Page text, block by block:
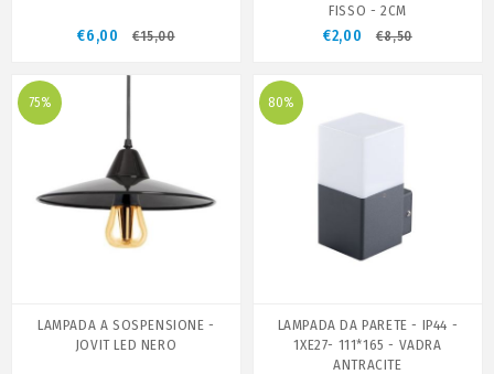
€6,00 €15,00
FISSO - 2CM
€2,00 €8,50
75%
LAMPADA A SOSPENSIONE -
JOVIT LED NERO
80%
LAMPADA DA PARETE - IP44 -
1XE27- 111*165 - VADRA
ANTRACITE